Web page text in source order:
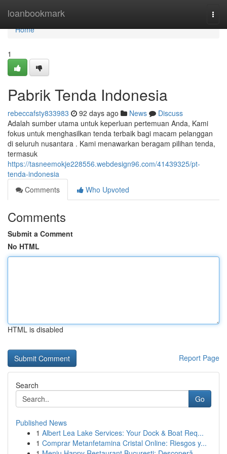
loanbookmark
Home
Home
1
Pabrik Tenda Indonesia
rebeccafsty833983 92 days ago News
Discuss
Adalah sumber utama untuk keperluan pertemuan Anda, Kami
fokus untuk menghasilkan tenda terbaik bagi macam pelanggan
di seluruh nusantara . Kami menawarkan beragam pilihan tenda,
termasuk
https://tasneemokje228556.webdesign96.com/41439325/pt-
tenda-indonesia
Comments
Who Upvoted
Comments
Submit a Comment
No HTML
HTML is disabled
Report Page
Search
Go
Published News
1 Albert Lea Lake Services: Your Dock & Boat Req...
1 Comprar Metanfetamina Cristal Online: Riesgos y...